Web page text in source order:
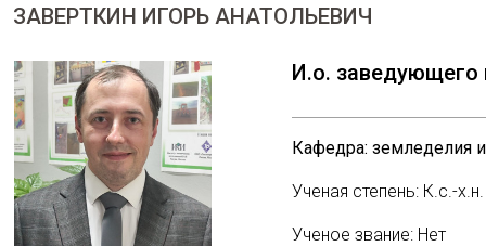
ЗАВЕРТКИН ИГОРЬ АНАТОЛЬЕВИЧ
И.о.
Кафедра: земледелия
Ученая степень: К.с.-х.н.
Ученое звание: Нет